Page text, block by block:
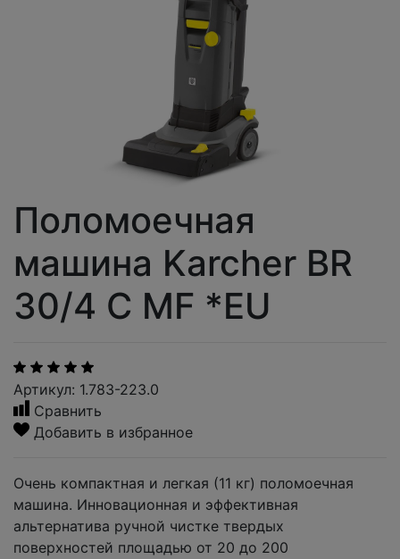
Поломоечная
машина Karcher BR
30/4 C MF *EU
Артикул: 1.783-223.0
Сравнить
Добавить в избранное
Очень компактная и легкая (11 кг) поломоечная
машина. Инновационная и эффективная
альтернатива ручной чистке твердых
поверхностей площадью от 20 до 200